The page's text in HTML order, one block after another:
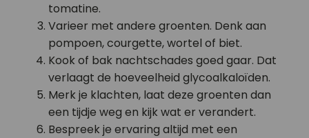
tomatine.
Varieer met andere groenten. Denk aan
pompoen, courgette, wortel of biet.
Kook of bak nachtschades goed gaar. Dat
verlaagt de hoeveelheid glycoalkaloïden.
Merk je klachten, laat deze groenten dan
een tijdje weg en kijk wat er verandert.
Bespreek je ervaring altijd met een